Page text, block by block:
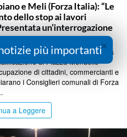
e Meli (Forza Italia): “Le
dello stop ai lavori
un’interrogazione
stampa sul prolungamento della
di Piazza Mondello
di cittadini, commercianti e
i Consiglieri comunali di Forza
a Leggere
×
più importanti